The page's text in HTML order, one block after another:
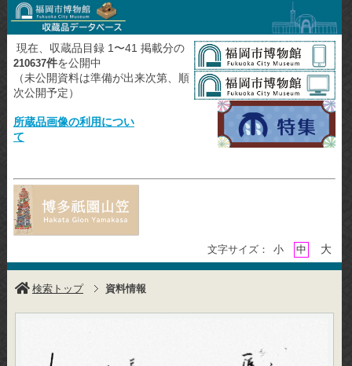
現在、収蔵品目録 1〜41 掲載分の
210637件を公開中
（未公開資料は準備が出来次第、順
次公開予定）
所蔵品画像の利用につい
て
文字サイズ： 小 中 大
検索トップ 資料情報